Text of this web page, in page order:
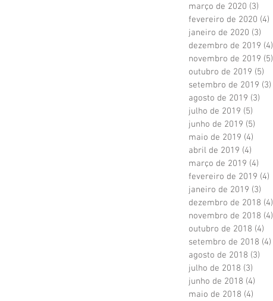
março de 2020 (3)
fevereiro de 2020 (4)
janeiro de 2020 (3)
dezembro de 2019 (4)
novembro de 2019 (5)
outubro de 2019 (5)
setembro de 2019 (3)
agosto de 2019 (3)
julho de 2019 (5)
junho de 2019 (5)
maio de 2019 (4)
abril de 2019 (4)
março de 2019 (4)
fevereiro de 2019 (4)
janeiro de 2019 (3)
dezembro de 2018 (4)
novembro de 2018 (4)
outubro de 2018 (4)
setembro de 2018 (4)
agosto de 2018 (3)
julho de 2018 (3)
junho de 2018 (4)
maio de 2018 (4)